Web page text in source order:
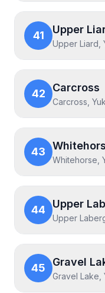
41 Upper
Upper Liard,
42 Carcross
Carcross,
43
Whitehorse,
44 Upper
Upper
45 Gravel
Gravel Lake,